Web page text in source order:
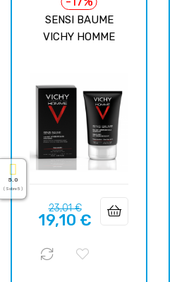
SENSI BAUME
VICHY HOMME
Precio
regular
23,01 €Precio
19,10 €
5.0
( Sobre 5 )